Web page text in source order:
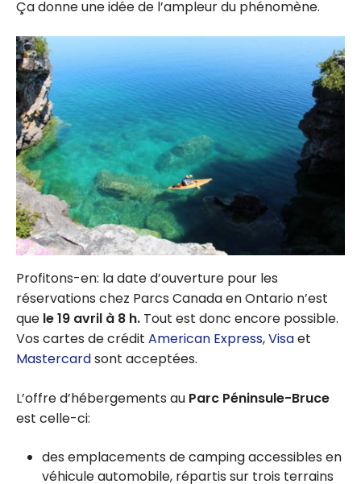
Ça donne une idée de l’ampleur du phénomène.
Profitons-en: la date d’ouverture pour les
réservations chez Parcs Canada en Ontario n’est
que le 19 avril à 8 h. Tout est donc encore possible.
Vos cartes de crédit American Express,Visaet
Mastercardsont acceptées.
L’offre d’hébergements au Parc Péninsule-Bruce
est celle-ci:
des emplacements de camping accessibles en
véhicule automobile, répartis sur trois terrains